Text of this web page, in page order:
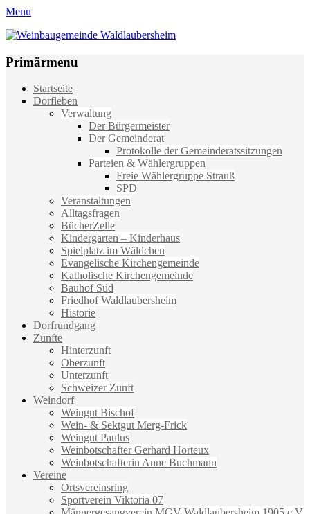
Menu
Weinbaugemeinde Waldlaubersheim
Primärmenu
Weiter
zum
Startseite
Dorfleben
Verwaltung
Der Bürgermeister
Der Gemeinderat
Protokolle der Gemeinderatssitzungen
Parteien & Wählergruppen
Freie Wählergruppe Strauß
SPD
Veranstaltungen
Alltagsfragen
BücherZelle
Kindergarten – Kinderhaus
Spielplatz im Wäldchen
Evangelische Kirchengemeinde
Katholische Kirchengemeinde
Bauhof Süd
Friedhof Waldlaubersheim
Historie
Dorfrundgang
Zünfte
Hinterzunft
Oberzunft
Unterzunft
Schweizer Zunft
Weindorf
Weingut Bischof
Wein- & Sektgut Merg-Frick
Weingut Paulus
Weinbotschafter Gerhard Horteux
Weinbotschafterin Anne Buchmann
Vereine
Ortsvereinsring
Sportverein Viktoria 07